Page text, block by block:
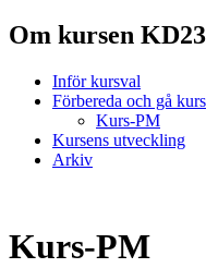
Om kursen
Inför kursval
Förbereda och gå kurs
Kurs-PM
Kursens utveckling
Arkiv
Kurs-PM